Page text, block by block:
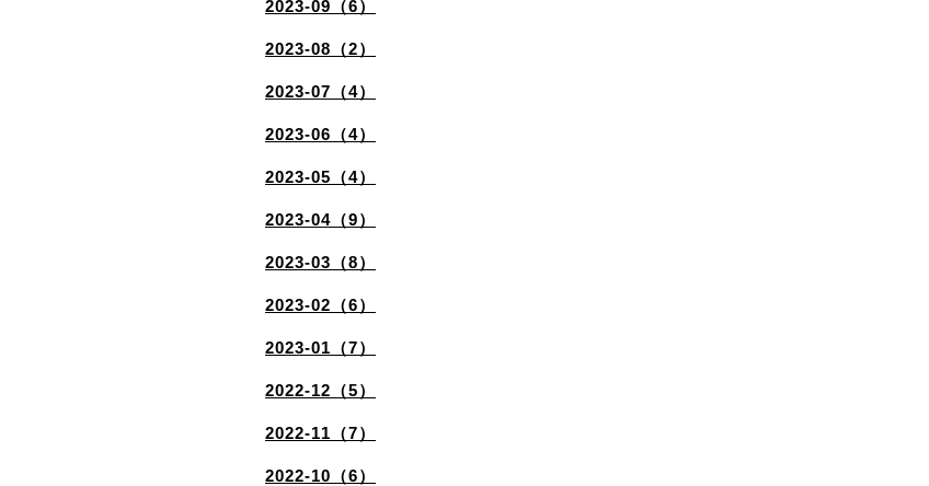
2023-09（6）
2023-08（2）
2023-07（4）
2023-06（4）
2023-05（4）
2023-04（9）
2023-03（8）
2023-02（6）
2023-01（7）
2022-12（5）
2022-11（7）
2022-10（6）